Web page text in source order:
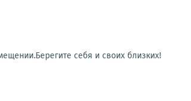
себя и своих близких!